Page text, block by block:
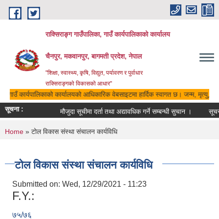
Skip to main content
राक्सिराङ्ग गाउँपालिका, गाउँ कार्यपालिकाको कार्यालय
चैनपुर, मकवानपुर, बागमती प्रदेश, नेपाल
"शिक्षा, स्वास्थ्य, कृषि, विद्युत, पर्यावरण र पुर्वाधार
राक्सिराङ्गको विकासको आधार"
गाउँ कार्यपालिकाको कार्यालयको आधिकारिक वेबसाइटमा हार्दिक स्वागत छ। जन्म,
सूचना :
मौजुदा सूचीमा दर्ता तथा अद्यावधिक गर्ने सम्बन्धी सुचान ।
You are here
Home » टोल विकास संस्था संचालन कार्यविधि
टोल विकास संस्था संचालन कार्यविधि
Submitted on: Wed, 12/29/2021 - 11:23
F.Y.:
७५/७६